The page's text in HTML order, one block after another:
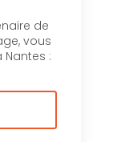
de
vous
: